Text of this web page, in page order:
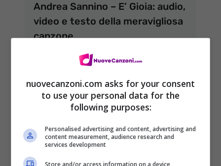
Andrea Sannino – E’ Gioia: audio,
video e testo della meravigliosa
canzone
nuovecanzoni.com asks for your consent
to use your personal data for the
following purposes:
Personalised advertising and content, advertising and
content measurement, audience research and
services development
Store and/or access information on a device